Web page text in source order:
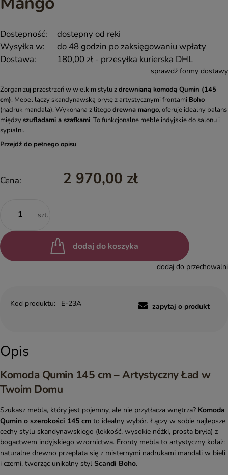
Dostępność:
dostępny od ręki
Wysyłka w:
do 48 godzin po zaksięgowaniu wpłaty
Dostawa:
180,00 zł - przesyłka kurierska DHL
sprawdź formy dostawy
Zorganizuj przestrzeń w wielkim stylu zdrewnianą komodą Qumin (145
cm). Mebel łączy skandynawską bryłę z artystycznymi frontami Boho
(nadruk mandala). Wykonana z litegodrewna mango, oferuje idealny balans
międzyszufladami a szafkami. To funkcjonalne meble indyjskie do salonu i
sypialni.
Przejdź do pełnego opisu
Cena: 2 970,00 zł
szt.
dodaj do koszyka
dodaj do przechowalni
Kod produktu: E-23A zapytaj o produkt
Opis
Komoda Qumin 145 cm – Artystyczny Ład w
Twoim Domu
Szukasz mebla, który jest pojemny, ale nie przytłacza wnętrza? Komoda
Qumin o szerokości 145 cm to idealny wybór. Łączy w sobie najlepsze
cechy stylu skandynawskiego (lekkość, wysokie nóżki, prosta bryła) z
bogactwem indyjskiego wzornictwa. Fronty mebla to artystyczny kolaż:
naturalne drewno przeplata się z misternymi nadrukami mandali w bieli
i czerni, tworząc unikalny styl Scandi Boho.